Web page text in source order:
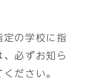
定の学校に指
必ずお知ら
ださい。